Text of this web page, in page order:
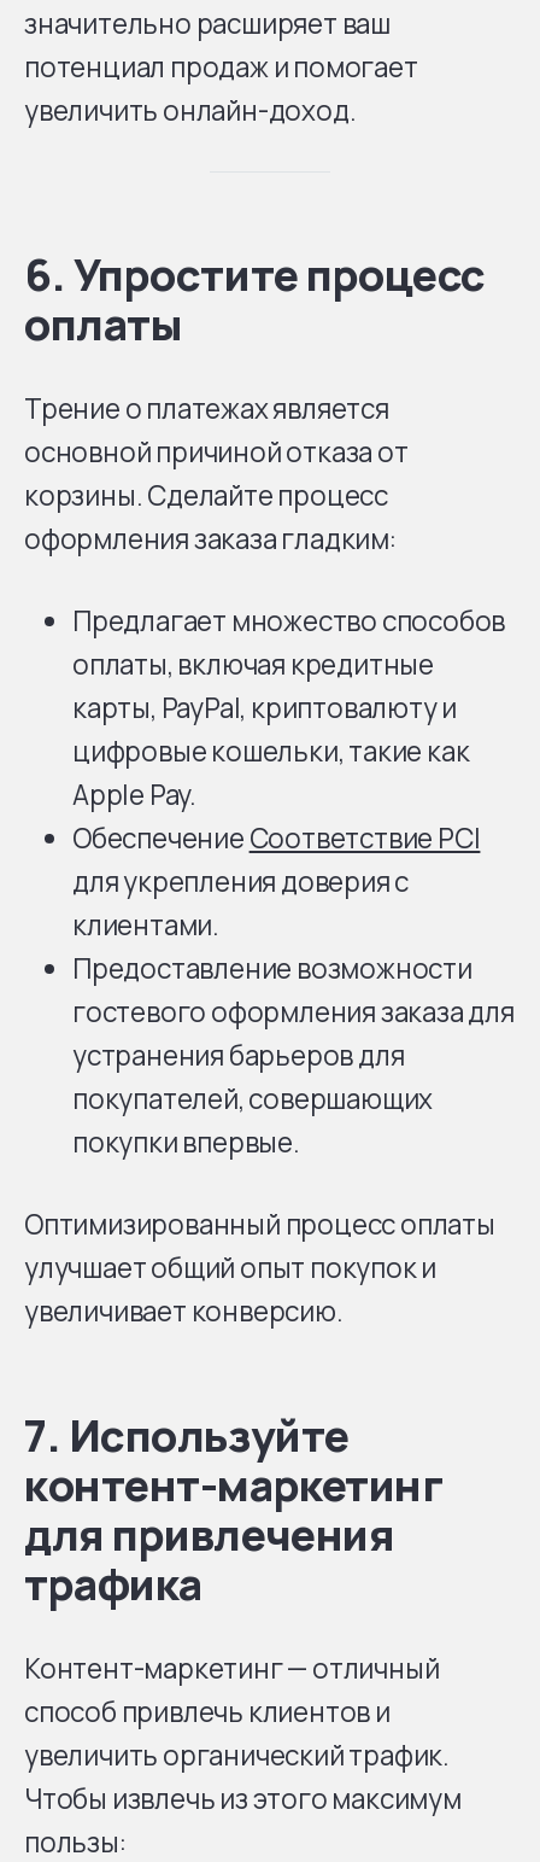
значительно расширяет ваш
потенциал продаж и помогает
увеличить онлайн-доход.
6. Упростите процесс
оплаты
Трение о платежах является
основной причиной отказа от
корзины. Сделайте процесс
оформления заказа гладким:
Предлагает множество способов
оплаты, включая кредитные
карты, PayPal, криптовалюту и
цифровые кошельки, такие как
Apple Pay.
ОбеспечениеСоответствие PCI
для укрепления доверия с
клиентами.
Предоставление возможности
гостевого оформления заказа для
устранения барьеров для
покупателей, совершающих
покупки впервые.
Оптимизированный процесс оплаты
улучшает общий опыт покупок и
увеличивает конверсию.
7. Используйте
контент-маркетинг
для привлечения
трафика
Контент-маркетинг — отличный
способ привлечь клиентов и
увеличить органический трафик.
Чтобы извлечь из этого максимум
пользы: